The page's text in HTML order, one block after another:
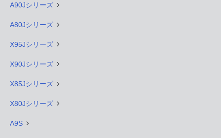
A90Jシリーズ
A80Jシリーズ
X95Jシリーズ
X90Jシリーズ
X85Jシリーズ
X80Jシリーズ
A9S